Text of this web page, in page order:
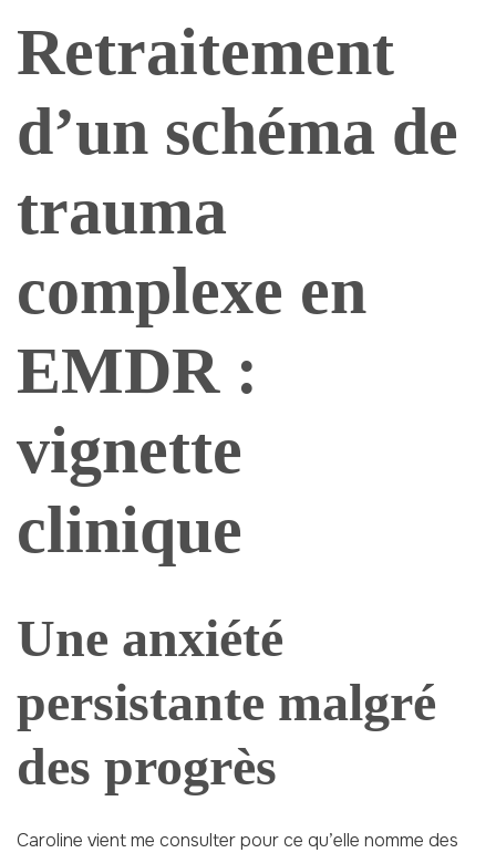
Retraitement
d’un schéma de
trauma
complexe en
EMDR :
vignette
clinique
Une anxiété
persistante malgré
des progrès
Caroline vient me consulter pour ce qu’elle nomme des